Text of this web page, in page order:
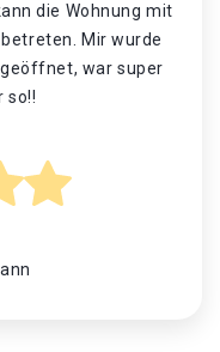
die Wohnung mit
Mir wurde
war super
so!!